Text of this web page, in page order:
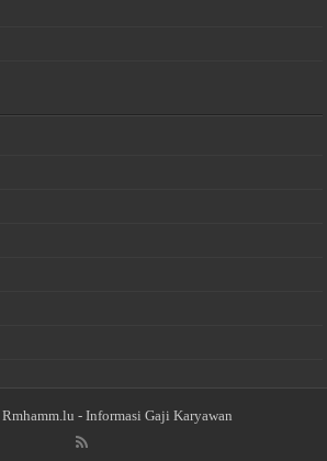
Rmhamm.lu - Informasi Gaji Karyawan